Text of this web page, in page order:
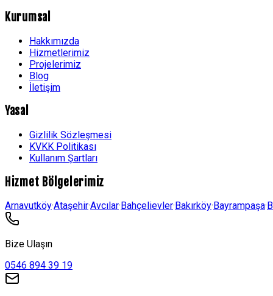
Kurumsal
Hakkımızda
Hizmetlerimiz
Projelerimiz
Blog
İletişim
Yasal
Gizlilik Sözleşmesi
KVKK Politikası
Kullanım Şartları
Hizmet Bölgelerimiz
Arnavutköy·Ataşehir·Avcılar· Bahçelievler· Bakırköy· Bayrampaşa·
Bize Ulaşın
0546 894 39 19